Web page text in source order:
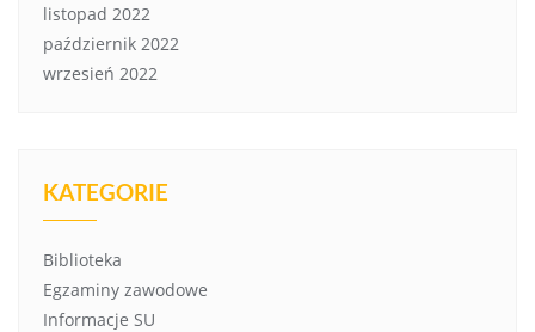
listopad 2022
październik 2022
wrzesień 2022
KATEGORIE
Biblioteka
Egzaminy zawodowe
Informacje SU